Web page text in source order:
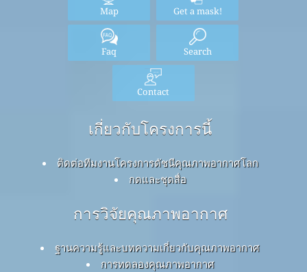
Map Get a mask!
Faq Search
Contact
เกี่ยวกับโครงการนี้
ติดต่อทีมงานโครงการดัชนีคุณภาพอากาศโลก
กดและชุดสื่อ
การวิจัยคุณภาพอากาศ
ฐานความรู้และบทความเกี่ยวกับคุณภาพอากาศ
การทดลองคุณภาพอากาศ